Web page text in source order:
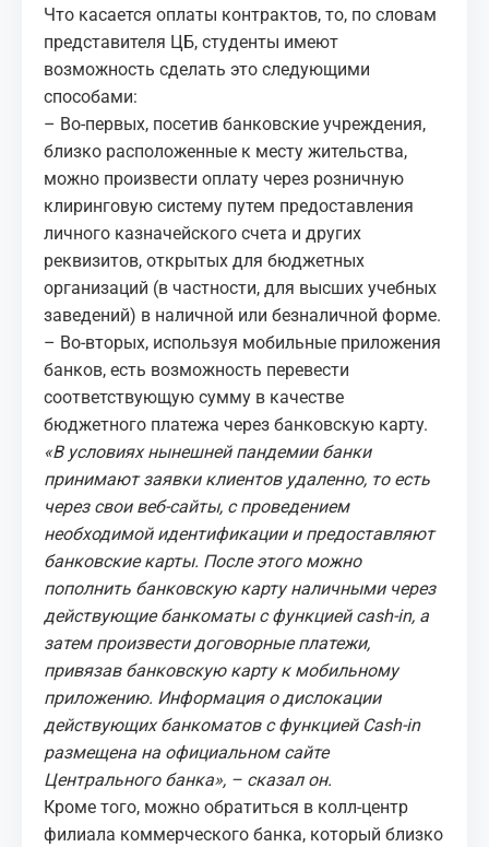
Что касается оплаты контрактов, то, по словам
представителя ЦБ, студенты имеют
возможность сделать это следующими
способами:
– Во-первых, посетив банковские учреждения,
близко расположенные к месту жительства,
можно произвести оплату через розничную
клиринговую систему путем предоставления
личного казначейского счета и других
реквизитов, открытых для бюджетных
организаций (в частности, для высших учебных
заведений) в наличной или безналичной форме.
– Во-вторых, используя мобильные приложения
банков, есть возможность перевести
соответствующую сумму в качестве
бюджетного платежа через банковскую карту.
«В условиях нынешней пандемии банки
принимают заявки клиентов удаленно, то есть
через свои веб-сайты, с проведением
необходимой идентификации и предоставляют
банковские карты. После этого можно
пополнить банковскую карту наличными через
действующие банкоматы с функцией cash-in, а
затем произвести договорные платежи,
привязав банковскую карту к мобильному
приложению. Информация о дислокации
действующих банкоматов с функцией Cash-in
размещена на официальном сайте
Центрального банка», – сказал он.
Кроме того, можно обратиться в колл-центр
филиала коммерческого банка, который близко